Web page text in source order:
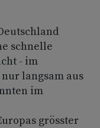
schnelle
- im
langsam aus
im
grösster